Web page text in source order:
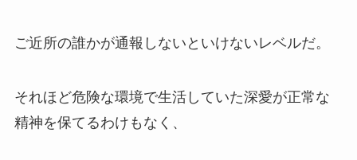
ご近所の誰かが通報しないといけないレベルだ。
それほど危険な環境で生活していた深愛が正常な
精神を保てるわけもなく、